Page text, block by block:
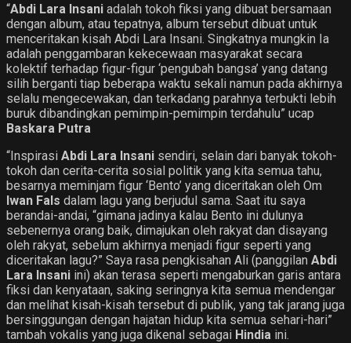
“Abdi Lara Insani adalah tokoh fiksi yang dibuat bersamaan
dengan album, atau tepatnya, album tersebut dibuat untuk
menceritakan kisah Abdi Lara Insani. Singkatnya mungkin Ia
adalah penggambaran kekecewaan masyarakat secara
kolektif terhadap figur-figur ‘pengubah bangsa’ yang datang
silih berganti tiap beberapa waktu sekali namun pada akhirnya
selalu mengecewakan, dan terkadang parahnya terbukti lebih
buruk dibandingkan pemimpin-pemimpin terdahulu” ucap
Baskara Putra
“Inspirasi Abdi Lara Insani sendiri, selain dari banyak tokoh-
tokoh dan cerita-cerita sosial politik yang kita semua tahu,
besarnya meminjam figur ‘Bento’ yang diceritakan oleh Om
Iwan Fals dalam lagu yang berjudul sama. Saat itu saya
berandai-andai, “gimana jadinya kalau Bento ini dulunya
sebenernya orang baik, dimajukan oleh rakyat dan disayang
oleh rakyat, sebelum akhirnya menjadi figur seperti yang
diceritakan lagu?” Saya rasa pengkisahan Ali (panggilan Abdi
Lara Insani ini) akan terasa seperti mengaburkan garis antara
fiksi dan kenyataan, saking seringnya kita semua mendengar
dan melihat kisah-kisah tersebut di publik, yang tak jarang juga
bersinggungan dengan hajatan hidup kita semua sehari-hari”
tambah vokalis yang juga dikenal sebagai Hindia ini.